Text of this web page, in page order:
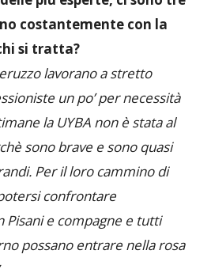
più esperte, ci sono tre
costantemente con la
si tratta?
lavorano a stretto
un po’ per necessità
la UYBA non è stata al
sono brave e sono quasi
Per il loro cammino di
confrontare
e compagne e tutti
possano entrare nella rosa